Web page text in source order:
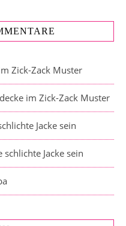
Zick-Zack Muster
im Zick-Zack Muster
Jacke sein
Jacke sein